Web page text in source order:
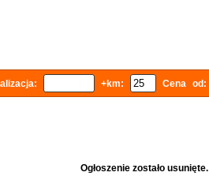
+km: Cena od:
Ogłoszenie zostało usunięte.